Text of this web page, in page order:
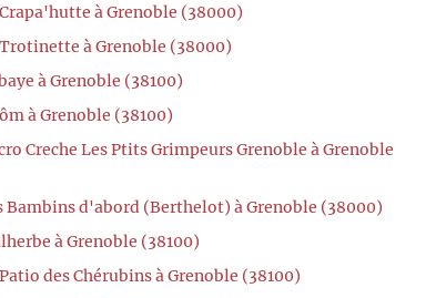
à Grenoble (38000)
à Grenoble (38000)
à Grenoble (38100)
à Grenoble (38100)
Creche Les Ptits Grimpeurs Grenoble à Grenoble
d'abord (Berthelot) à Grenoble (38000)
à Grenoble (38100)
des Chérubins à Grenoble (38100)